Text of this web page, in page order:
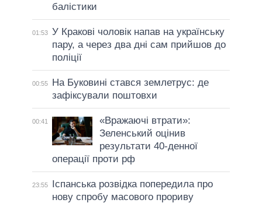
балістики
01:53 У Кракові чоловік напав на українську
пару, а через два дні сам прийшов до
поліції
00:55
На Буковині стався землетрус: де
зафіксували поштовхи
00:41
«Вражаючі втрати»:
Зеленський оцінив
результати 40-денної
операції проти рф
23:55
Іспанська розвідка попередила про
нову спробу масового прориву